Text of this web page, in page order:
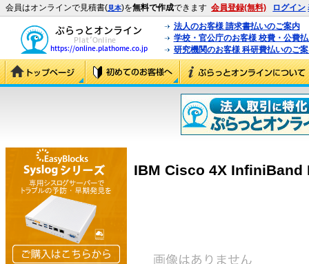
会員はオンラインで見積書(見本)を無料で作成できます 会員登録(無料) ログイン
法人のお客様 請求書払いのご案内
学校・官公庁のお客様 校費・公費
研究機関のお客様 科研費払いのご
IBM Cisco 4X InfiniBand